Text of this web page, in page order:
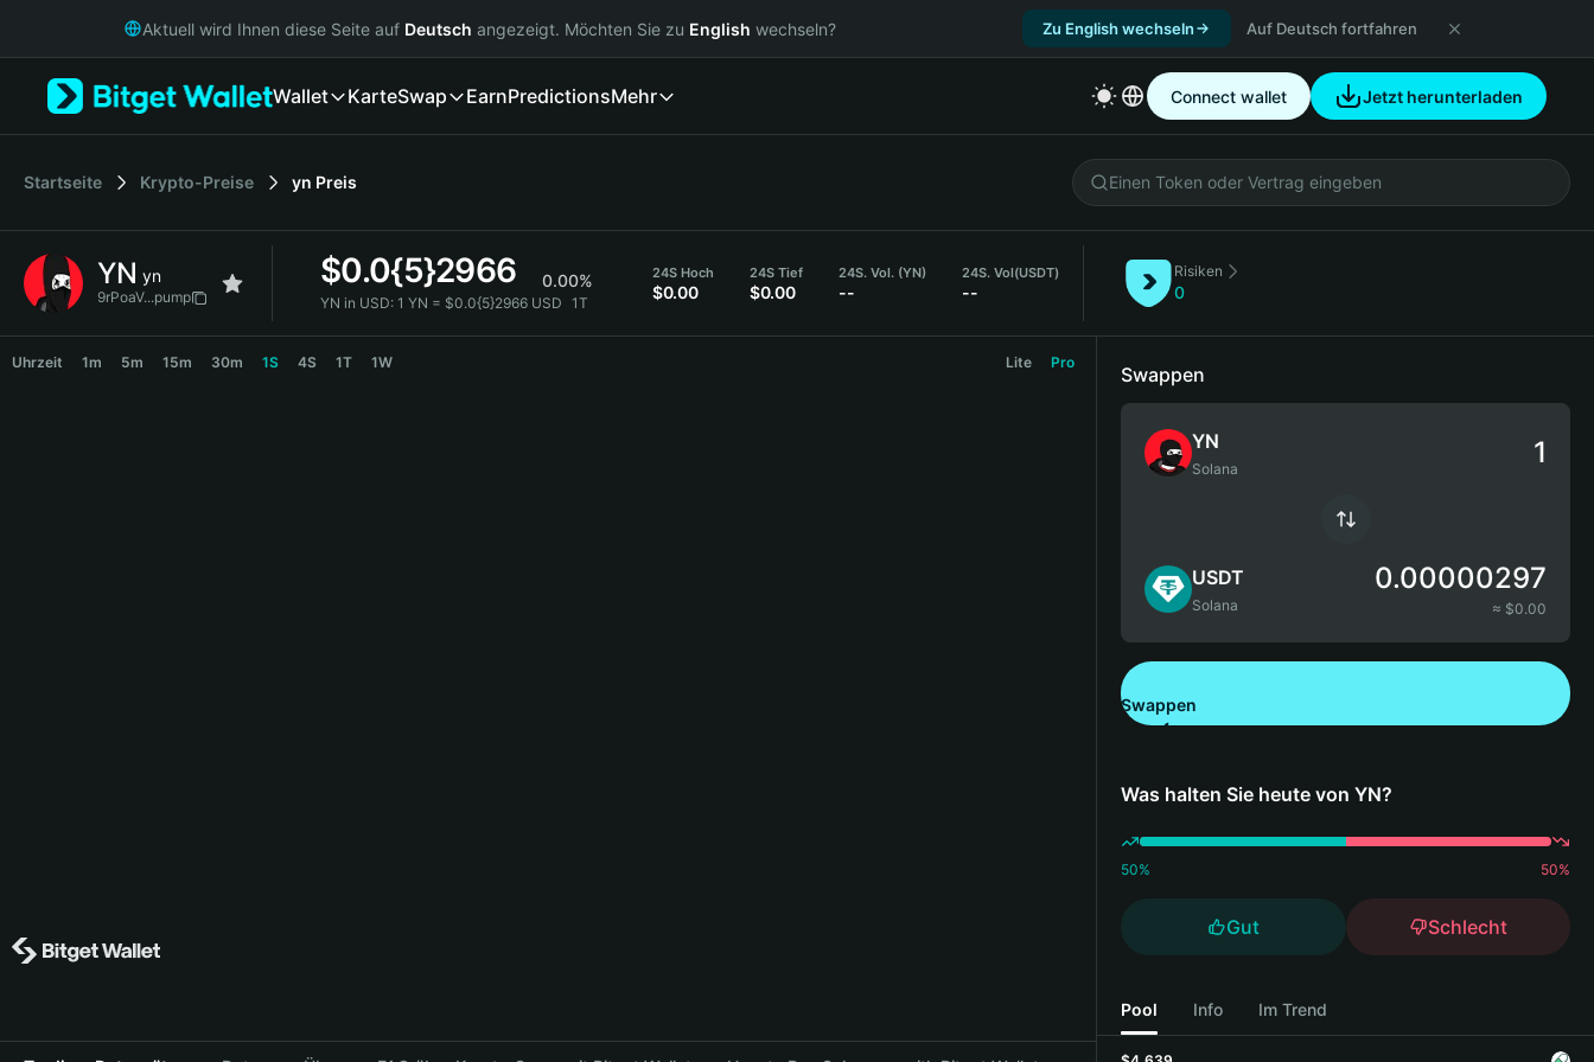
Русский
Italiano
简体中文
繁體中文
Bahasa Indonesia
Aktuell wird Ihnen diese Seite auf Deutsch angezeigt. Möchten Sie zu English wechseln? Zu English wechseln Auf Deutsch fortfahren
Wallet KarteSwap EarnPredictionsMehr Connect wallet Jetzt herunterladen
Startseite Krypto-Preise yn Preis
YN yn
9rPoaV...pump
$0.0{5}2966 0.00%
YN in USD: 1 YN = $0.0{5}2966 USD 1T
24S Hoch
$0.00
24S Tief
$0.00
24S. Vol. (YN)
--
24S. Vol(USDT)
--
Risiken
0
Uhrzeit 1m 5m 15m 30m 1S 4S 1T 1W Lite Pro
Swappen
YN
Solana
USDT
Solana
0.00000297
≈ $0.00
Swappen
Was halten Sie heute von YN?
50% 50%
Gut Schlecht
Pool Info Im Trend